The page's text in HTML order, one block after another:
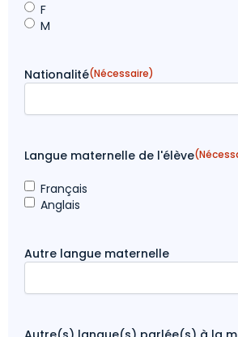
F
M
Nationalité(Nécessaire)
Langue maternelle de l'élève
Français
Anglais
Autre langue maternelle